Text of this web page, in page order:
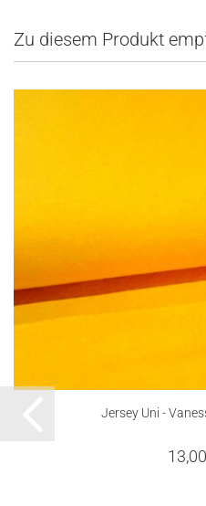
Zu diesem Produkt
Jersey Uni -